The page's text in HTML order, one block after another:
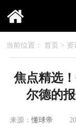
当前位置： 首页 > 资
焦点精选
尔德的
来源：懂球帝